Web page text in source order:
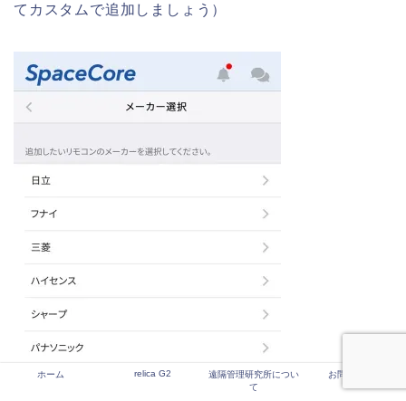
てカスタムで追加しましょう）
ホーム relica G2
遠隔管理研究所につい
て
お問い合わせ